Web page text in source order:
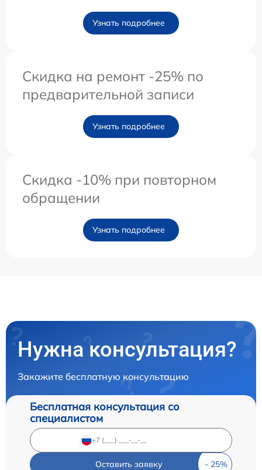
Узнать подробнее
Скидка на ремонт -25% по
предварительной записи
Узнать подробнее
Скидка -10% при повторном
обращении
Узнать подробнее
Нужна консультация?
Закажите бесплатную консультацию
Бесплатная консультация со
специалистом
Оставить заявку